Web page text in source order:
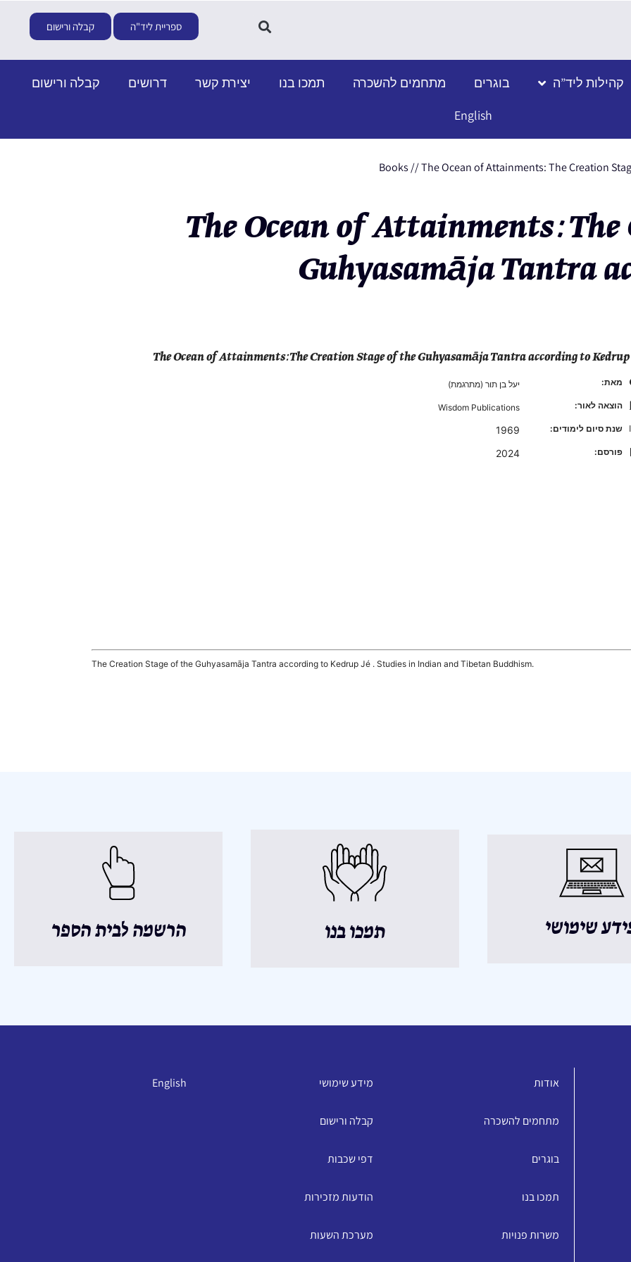
ספריית ליד"ה קבלה ורישום
קהילות ליד”ה בוגרים מתחמים להשכרה תמכו בנו יצירת קשר דרושים
קבלה ורישום
English
Books //The Ocean of Attainments: The Creation
The Ocean of Attainments:
Guhyasamāja Tantra
The Ocean of Attainments: The Creation Stage of the Guhyasamāja Tantra according to Kedrup
מאת:
יעל בן תור (מתרגמת)
הוצאה לאור:
Wisdom Publications
שנת סיום לימודים:
1969
פורסם: 2024
The Creation Stage of the Guhyasamāja Tantra according to Kedrup Jé . Studies in Indian and Tibetan Buddhism.
שימושי תמכו בנו הרשמה לבית הספר
אודות
מתחמים להשכרה
בוגרים
תמכו בנו
משרות פנויות
מידע שימושי
קבלה ורישום
דפי שכבות
הודעות מזכירות
מערכת השעות
English